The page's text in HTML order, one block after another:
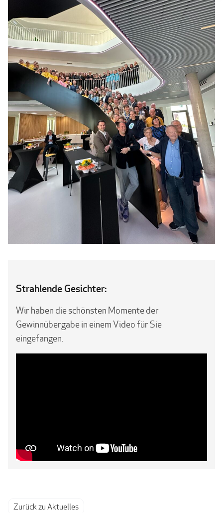
Strahlende Gesichter:
Wir haben die schönsten Momente der
Gewinnübergabe in einem Video für Sie
eingefangen.
Zurück zu Aktuelles